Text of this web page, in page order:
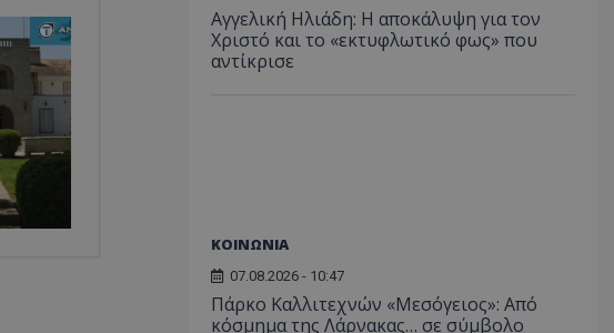
Αγγελική Ηλιάδη: Η αποκάλυψη για τον
Χριστό και το «εκτυφλωτικό φως» που
αντίκρισε
ΚΟΙΝΩΝΙΑ
07.08.2026 - 10:47
Πάρκο Καλλιτεχνών «Μεσόγειος»: Από
κόσμημα της Λάρνακας… σε σύμβολο